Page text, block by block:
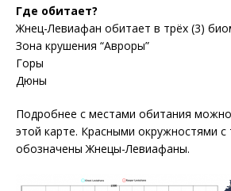
Где обитает?
Жнец-Левиафан обитает в трёх (3)
Зона крушения “Авроры”
Горы
Дюны
Подробнее с местами обитания
этой карте. Красными окружностями с
обозначены Жнецы-Левиафаны.